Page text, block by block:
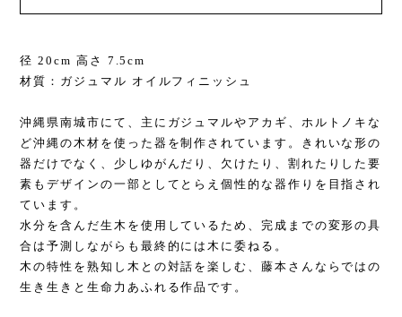
径 20cm 高さ 7.5cm
材質：ガジュマル オイルフィニッシュ
沖縄県南城市にて、主にガジュマルやアカギ、ホルトノキな
ど沖縄の木材を使った器を制作されています。きれいな形の
器だけでなく、少しゆがんだり、欠けたり、割れたりした要
素もデザインの一部としてとらえ個性的な器作りを目指され
ています。
水分を含んだ生木を使用しているため、完成までの変形の具
合は予測しながらも最終的には木に委ねる。
木の特性を熟知し木との対話を楽しむ、藤本さんならではの
生き生きと生命力あふれる作品です。